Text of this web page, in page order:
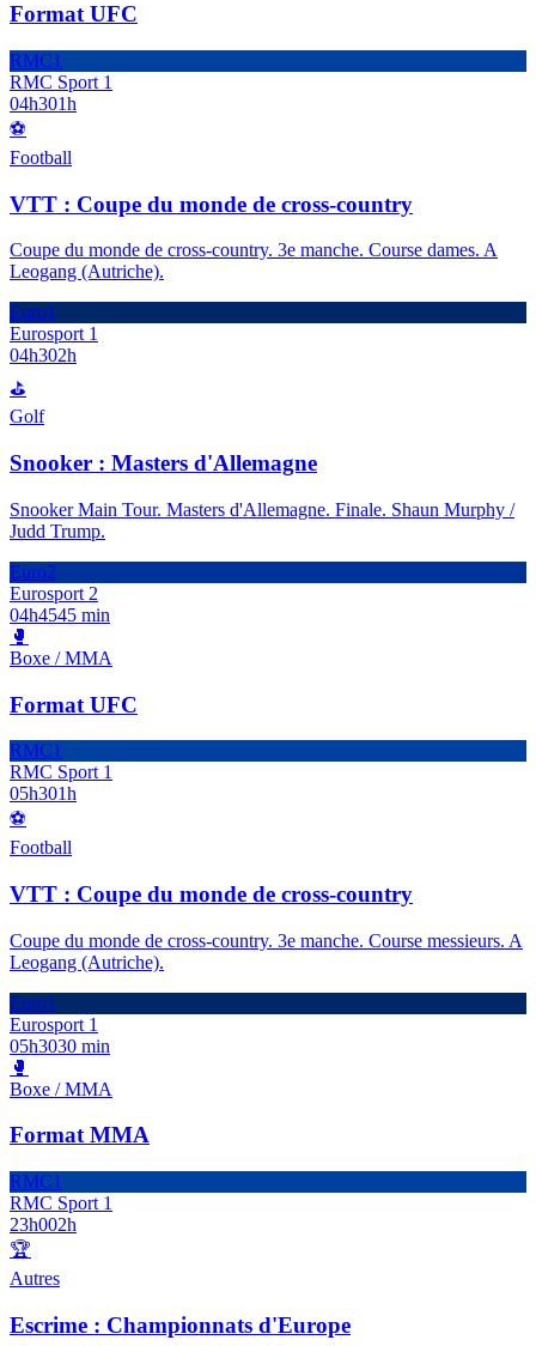
Format UFC
RMC1
RMC Sport 1
04h301h
⚽
Football
VTT : Coupe du monde de cross-country
Coupe du monde de cross-country. 3e manche. Course dames. A
Leogang (Autriche).
Euro1
Eurosport 1
04h302h
⛳
Golf
Snooker : Masters d'Allemagne
Snooker Main Tour. Masters d'Allemagne. Finale. Shaun Murphy /
Judd Trump.
Euro2
Eurosport 2
04h4545 min
🥊
Boxe / MMA
Format UFC
RMC1
RMC Sport 1
05h301h
⚽
Football
VTT : Coupe du monde de cross-country
Coupe du monde de cross-country. 3e manche. Course messieurs. A
Leogang (Autriche).
Euro1
Eurosport 1
05h3030 min
🥊
Boxe / MMA
Format MMA
RMC1
RMC Sport 1
23h002h
🏆
Autres
Escrime : Championnats d'Europe